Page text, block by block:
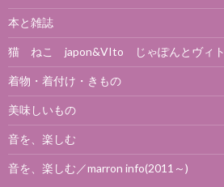
本と雑誌
猫 ねこ japon&VIto じゃぽんとヴィト
着物・着付け・きもの
美味しいもの
音を、楽しむ
音を、楽しむ／marron info(2011～)